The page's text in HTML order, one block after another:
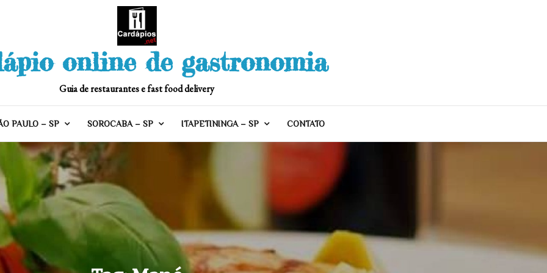
online de gastronomia
Guia de restaurantes e fast food delivery
PAULO – SP SOROCABA – SP ITAPETININGA – SP CONTATO